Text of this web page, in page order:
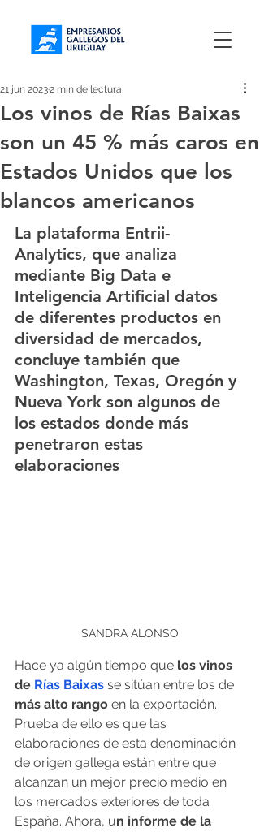
Los vinos de Rías Baixas
son un 45 % más caros en
Estados Unidos que los
blancos americanos
21 jun 20232 min de lectura
La plataforma Entrii-
Analytics, que analiza
mediante Big Data e
Inteligencia Artificial datos
de diferentes productos en
diversidad de mercados,
concluye también que
Washington, Texas, Oregón y
Nueva York son algunos de
los estados donde más
penetraron estas
elaboraciones
SANDRA ALONSO
Hace ya algún tiempo que los vinos
de Rías Baixas se sitúan entre los de
más alto rango en la exportación.
Prueba de ello es que las
elaboraciones de esta denominación
de origen gallega están entre que
alcanzan un mejor precio medio en
los mercados exteriores de toda
España. Ahora, un informe de la